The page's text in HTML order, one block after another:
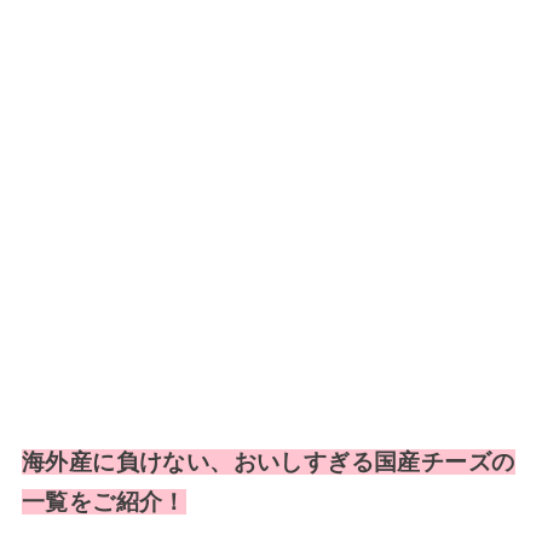
海外産に負けない、おいしすぎる国産チーズの
一覧をご紹介！